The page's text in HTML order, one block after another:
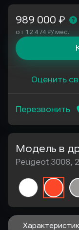
989 000 ₽
от 12 474 ₽/ мес.
Оценить
Перезвонить
Модель в
Peugeot 3008,